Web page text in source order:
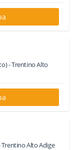
-Trentino Alto
Trentino Alto Adige